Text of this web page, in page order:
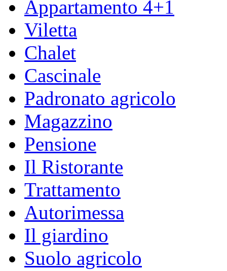
Appartamento 4+1
Viletta
Chalet
Cascinale
Padronato agricolo
Magazzino
Pensione
Il Ristorante
Trattamento
Autorimessa
Il giardino
Suolo agricolo